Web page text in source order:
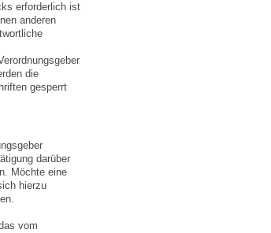
erforderlich ist
anderen
die
gesperrt
darüber
Möchte eine
hierzu
vom